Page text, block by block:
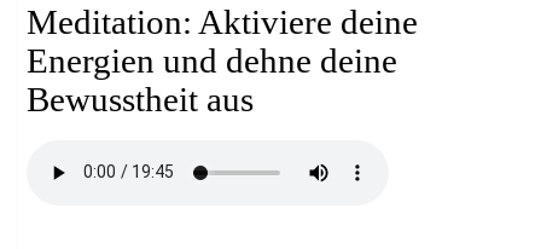
Meditation: Aktiviere deine
Energien und dehne deine
Bewusstheit aus